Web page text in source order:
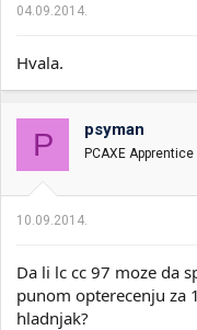
04.09.2014.
Hvala.
P psyman
PCAXE Apprentice
10.09.2014.
Da li lc cc 97 moze da
punom opterecenju za
hladnjak?